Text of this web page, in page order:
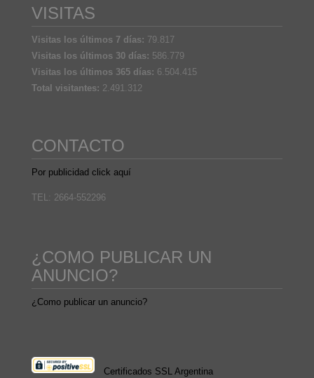
VISITAS
Visitas los últimos 7 días: 79.817
Visitas los últimos 30 días: 586.779
Visitas los últimos 365 días: 6.504.415
Total visitantes: 2.491.312
CONTACTO
Por publicidad click aquí
TEL: 2664-552296
¿COMO PUBLICAR UN
ANUNCIO?
¿Como publicar un anuncio?
Certificados SSL Argentina